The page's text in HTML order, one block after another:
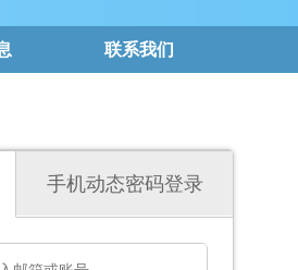
联系我们
手机动态密码登录